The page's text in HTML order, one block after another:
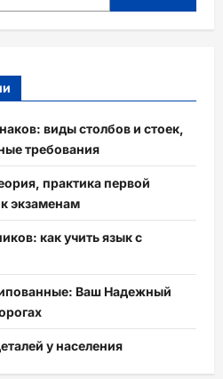
виды столбов и стоек,
требования
практика первой
экзаменам
как учить язык с
Ваш Надежный
у населения